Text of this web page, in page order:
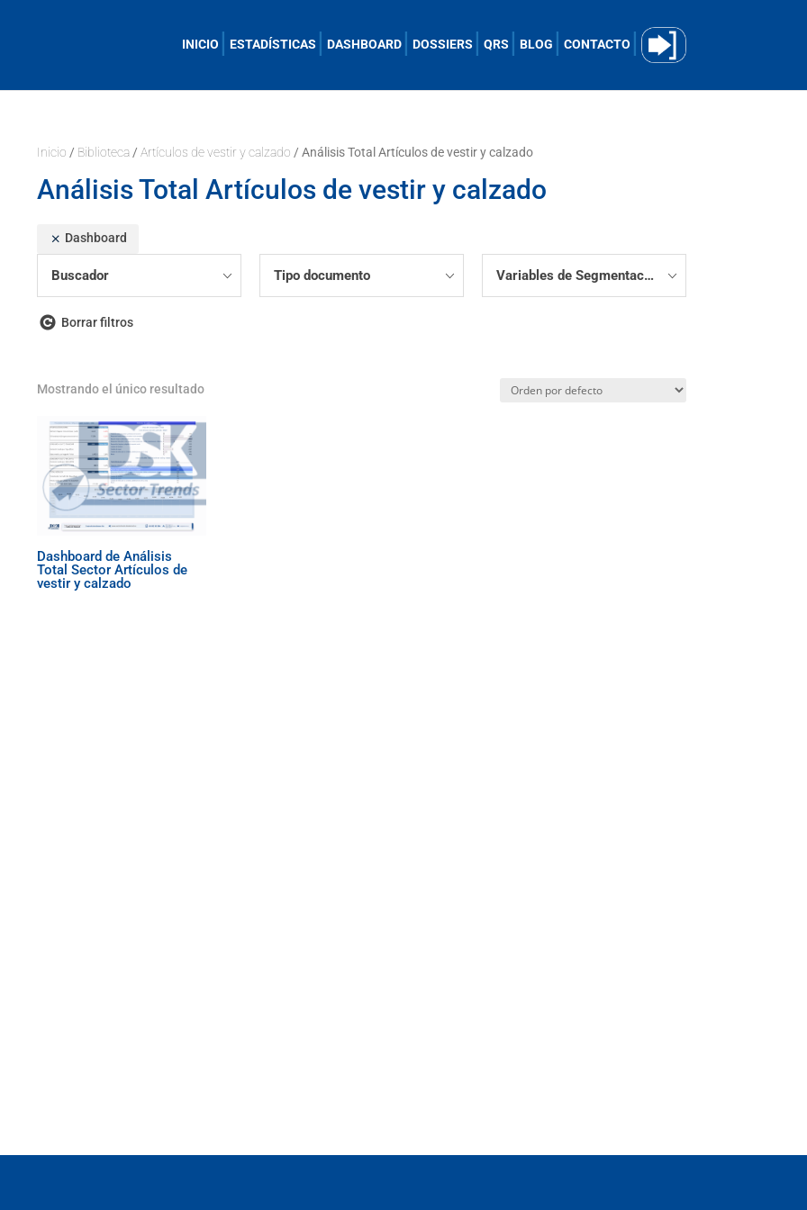
INICIO ESTADÍSTICAS DASHBOARD DOSSIERS QRS BLOG CONTACTO
Inicio / Biblioteca /Artículos de vestir y calzado / Análisis Total Artículos de vestir y calzado
Análisis Total Artículos de vestir y calzado
Dashboard
Buscador Tipo documento Variables de Segmentación
Borrar filtros
Mostrando el único resultado
Dashboard de Análisis
Total Sector Artículos de
vestir y calzado